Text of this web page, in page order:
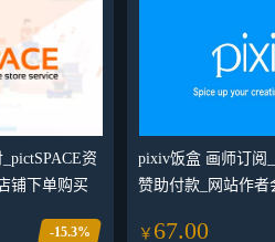
资
铺下单购买
-15.3%
pixiv饭盒 画师订阅
赞助付款_网站作者
￥ 67.00